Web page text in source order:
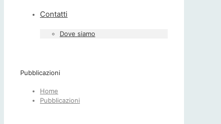
Contatti
Dove siamo
Pubblicazioni
Home
Pubblicazioni